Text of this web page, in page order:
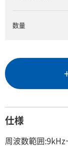
数量
仕様
周波数範囲